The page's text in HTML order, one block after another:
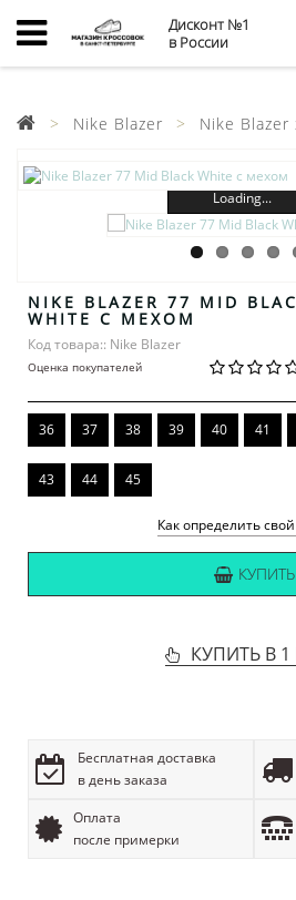
Дисконт №1
в России
Nike Blazer Nike Blazer
Loading...
NIKE BLAZER 77 MID
WHITE С МЕХОМ
Код товара:: Nike Blazer
Оценка покупателей
36 37 38 39 40 41
43 44 45
Как определить
КУПИТЬ
КУПИТЬ В
Бесплатная доставка
в день заказа
Оплата
после примерки